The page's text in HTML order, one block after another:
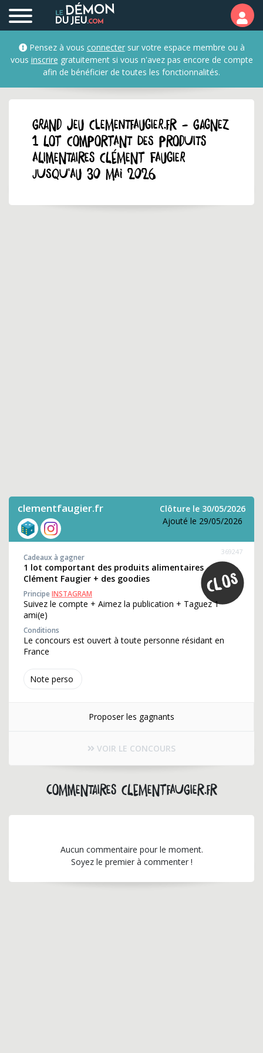
Pensez à vous connectersur votre espace membre ou à
vous inscrire gratuitement si vous n'avez pas encore de compte
afin de bénéficier de toutes les fonctionnalités.
GRAND JEU clementfaugier.fr - Gagnez
1 lot comportant des produits
alimentaires Clément Faugier
jusqu'au 30 mai 2026
clementfaugier.fr
Clôture le 30/05/2026
Ajouté le 29/05/2026
Note perso
369247
Cadeaux à gagner
1 lot comportant des produits alimentaires
Clément Faugier + des goodies
PrincipeINSTAGRAM
Suivez le compte + Aimez la publication + Taguez 1
ami(e)
Conditions
Le concours est ouvert à toute personne résidant en
France
Proposer les gagnants
VOIR LE CONCOURS
Commentaires clementfaugier.fr
Aucun commentaire pour le moment.
Soyez le premier à commenter !